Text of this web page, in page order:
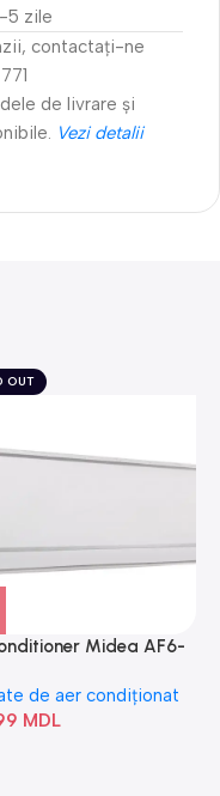
5 zile
contactați-ne
de livrare și
Vezi detalii
OUT
Midea AF6-
de aer condiționat
MDL